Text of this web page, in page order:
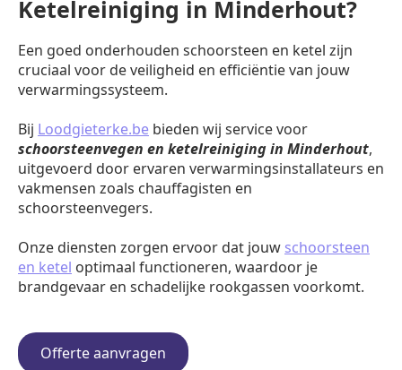
Ketelreiniging in Minderhout?
Een goed onderhouden schoorsteen en ketel zijn
cruciaal voor de veiligheid en efficiëntie van jouw
verwarmingssysteem.
Bij Loodgieterke.be bieden wij service voor
schoorsteenvegen en ketelreiniging in Minderhout,
uitgevoerd door ervaren verwarmingsinstallateurs en
vakmensen zoals chauffagisten en
schoorsteenvegers.
Onze diensten zorgen ervoor dat jouw schoorsteen
en ketel optimaal functioneren, waardoor je
brandgevaar en schadelijke rookgassen voorkomt.
Offerte aanvragen